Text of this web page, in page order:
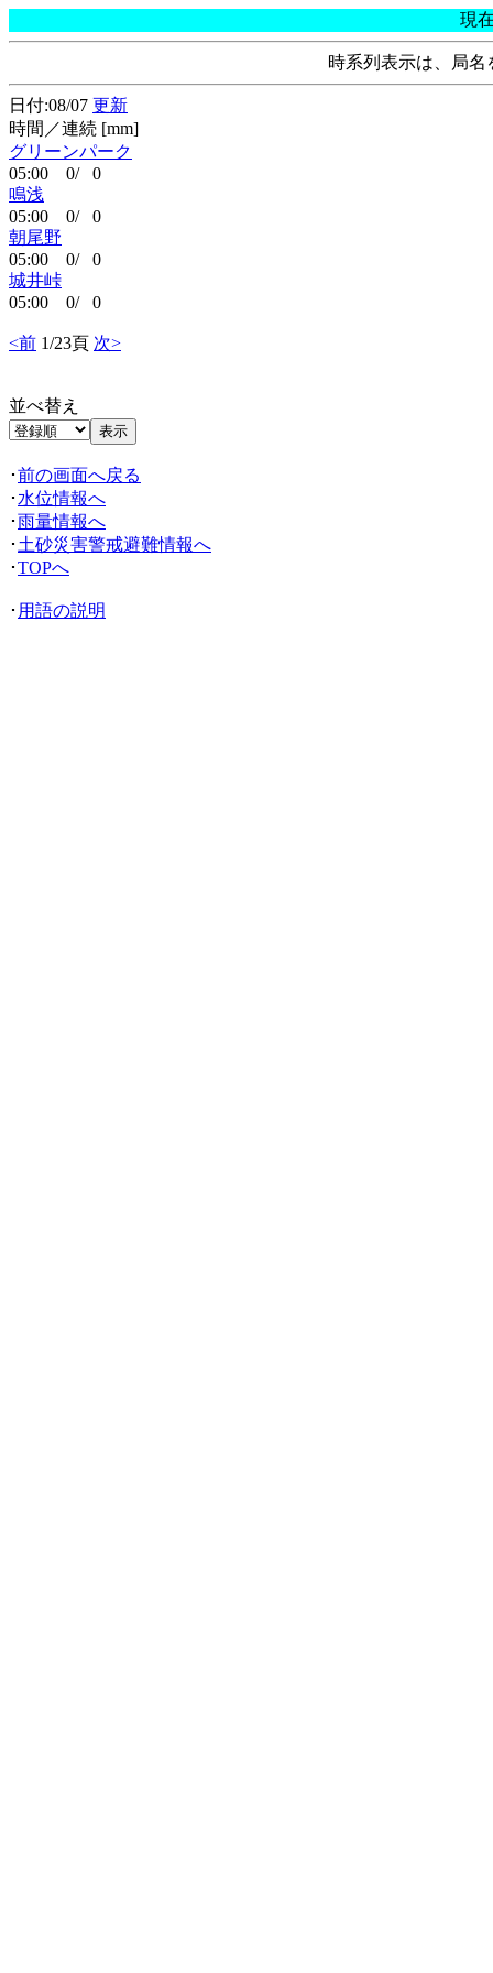
現
時系列表示は、局
日付:08/07 更新
時間／連続 [mm]
グリーンパーク
05:00 0/ 0
鳴浅
05:00 0/ 0
朝尾野
05:00 0/ 0
城井峠
05:00 0/ 0
<前 1/23頁 次>
並べ替え
･前の画面へ戻る
･ 水位情報へ
･雨量情報へ
･ 土砂災害警戒避難情報へ
･TOPへ
･ 用語の説明